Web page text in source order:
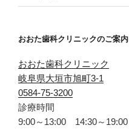
おおた歯科クリニックのご案内
おおた歯科クリニック
岐阜県大垣市旭町3-1
0584-75-3200
診療時間
9:00～13:00 14:30～19:00